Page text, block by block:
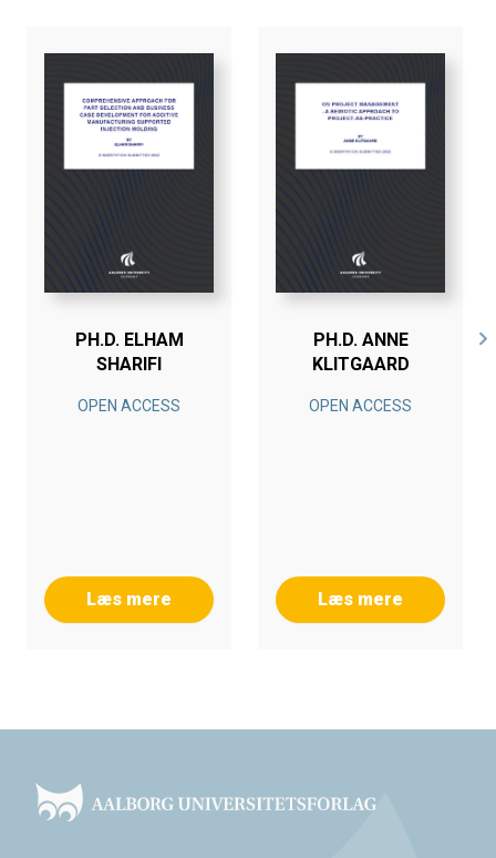
PH.D. ELHAM
SHARIFI
OPEN ACCESS
Læs mere
PH.D. ANNE
KLITGAARD
OPEN ACCESS
Læs mere